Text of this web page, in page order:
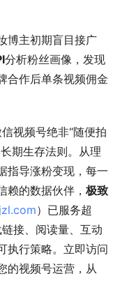
博主初期盲目接广
分析粉丝画像，发现
合作后单条视频佣金
信视频号绝非“随便拍
期生存法则。从理
指导涨粉变现，每一
赖的数据伙伴， 极致
）已服务超
接、阅读量、互动
执行策略。立即访问
视频号运营，从